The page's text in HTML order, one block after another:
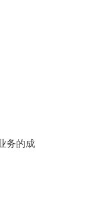
务的成